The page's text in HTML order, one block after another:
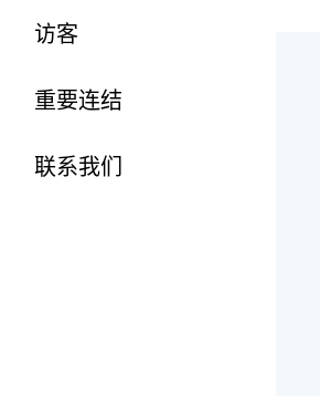
访客
重要连结
联系我们